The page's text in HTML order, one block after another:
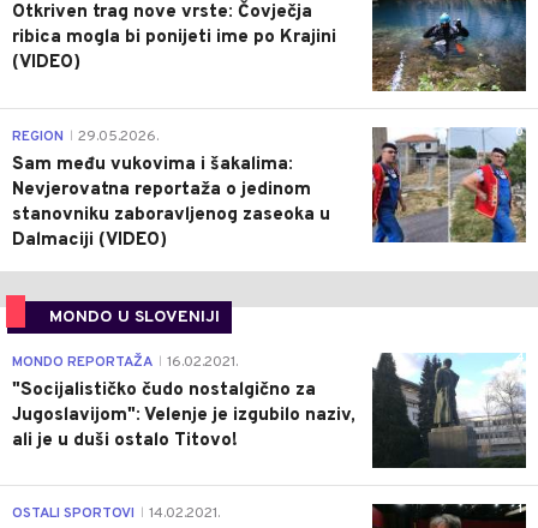
Otkriven trag nove vrste: Čovječja
ribica mogla bi ponijeti ime po Krajini
(VIDEO)
0
REGION 29.05.2026.
Sam među vukovima i šakalima:
Nevjerovatna reportaža o jedinom
stanovniku zaboravljenog zaseoka u
Dalmaciji (VIDEO)
MONDO U SLOVENIJI
4
MONDO REPORTAŽA 16.02.2021.
"Socijalističko čudo nostalgično za
Jugoslavijom": Velenje je izgubilo naziv,
ali je u duši ostalo Titovo!
1
OSTALI SPORTOVI 14.02.2021.